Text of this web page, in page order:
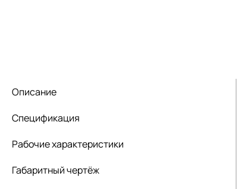
Описание
Спецификация
Рабочие характеристики
Габаритный чертёж